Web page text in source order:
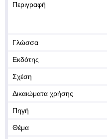
Περιγραφή
Γλώσσα
Εκδότης
Σχέση
Δικαιώματα χρήσης
Πηγή
Θέμα